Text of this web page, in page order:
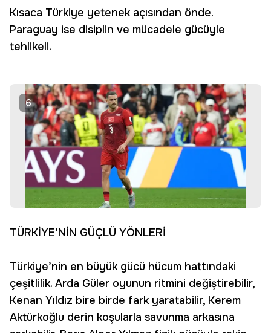
Kısaca Türkiye yetenek açısından önde.
Paraguay ise disiplin ve mücadele gücüyle
tehlikeli.
6
TÜRKİYE’NİN GÜÇLÜ YÖNLERİ
Türkiye’nin en büyük gücü hücum hattındaki
çeşitlilik. Arda Güler oyunun ritmini değiştirebilir,
Kenan Yıldız bire birde fark yaratabilir, Kerem
Aktürkoğlu derin koşularla savunma arkasına